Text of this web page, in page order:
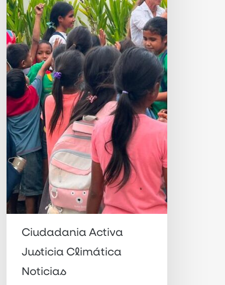
Ciudadania Activa
Justicia Climática
Noticias